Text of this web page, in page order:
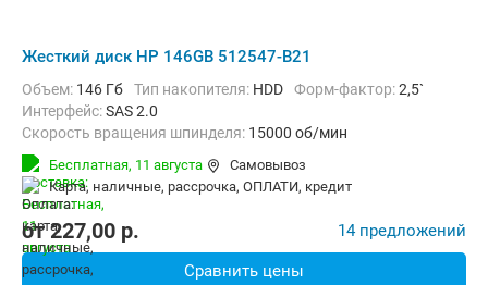
Жесткий диск HP 146GB 512547-B21
Объем: 146 Гб Тип накопителя: HDD Форм-фактор:2,5`
Интерфейс:SAS 2.0
Скорость вращения шпинделя: 15000 об/мин
Бесплатная, 11 августа
Самовывоз
карта, наличные, рассрочка, ОПЛАТИ, кредит
от227,00 p. 14 предложений
Сравнить цены